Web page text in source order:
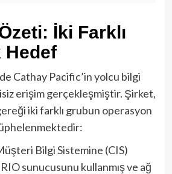
İki Farklı
Hedef
Cathay Pacific’in yolcu bilgi
erişim gerçekleşmiştir. Şirket,
gereği iki farklı grubun operasyon
Bilgi Sistemine (CIS)
sunucusunu kullanmış ve ağ